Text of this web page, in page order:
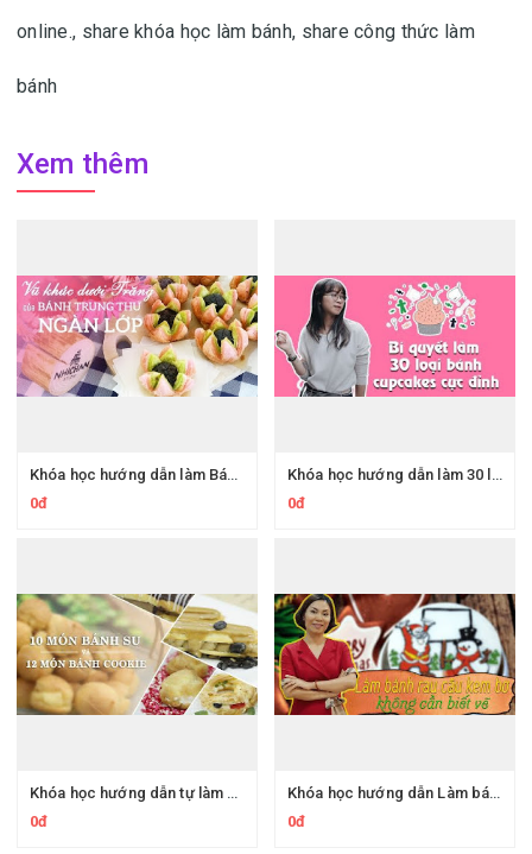
online., share khóa học làm bánh, share công thức làm
bánh
Xem thêm
Khóa học hướng dẫn làm Bánh trung thu ngàn lớp cực kì đẹp mắt
0đ
Khóa học hướng dẫn làm 30 loại bánh cupcakes cực đỉnh
0đ
Khóa học hướng dẫn tự làm 10 Món bánh su và 12 món bánh cookie
0đ
Khóa học hướng dẫn Làm bánh rau câu kem bơ không cần biết vẽ
0đ